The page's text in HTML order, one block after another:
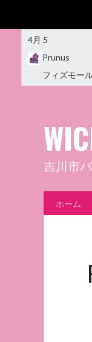
4月 5
Prunus
フィズモー
吉川市
ホーム